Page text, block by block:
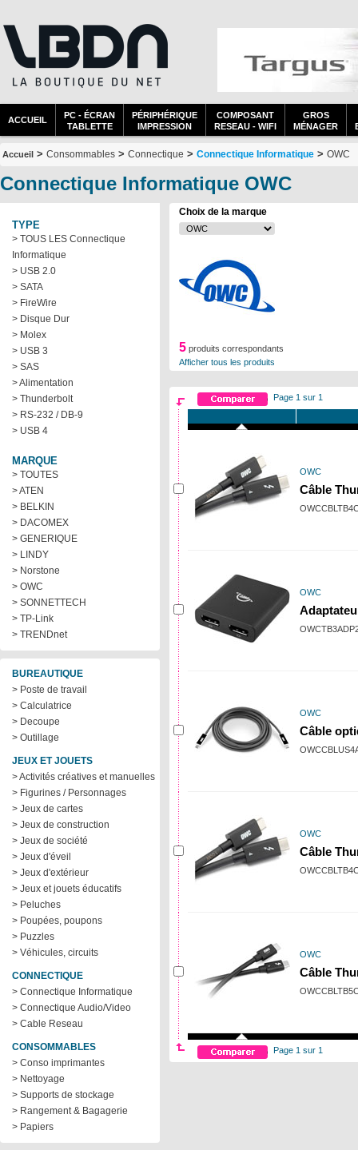
ACCUEIL
PC - ÉCRAN
TABLETTE
PÉRIPHÉRIQUE
IMPRESSION
COMPOSANT
RESEAU - WIFI
GROS
MÉNAGER
Accueil > Consommables > Connectique > Connectique Informatique > OWC
Connectique Informatique OWC
TYPE
> TOUS LES Connectique
Informatique
> USB 2.0
> SATA
> FireWire
> Disque Dur
> Molex
> USB 3
> SAS
> Alimentation
> Thunderbolt
> RS-232 / DB-9
> USB 4
MARQUE
> TOUTES
> ATEN
> BELKIN
> DACOMEX
> GENERIQUE
> LINDY
> Norstone
> OWC
> SONNETTECH
> TP-Link
> TRENDnet
BUREAUTIQUE
> Poste de travail
> Calculatrice
> Decoupe
> Outillage
JEUX ET JOUETS
> Activités créatives et manuelles
> Figurines / Personnages
> Jeux de cartes
> Jeux de construction
> Jeux de société
> Jeux d'éveil
> Jeux d'extérieur
> Jeux et jouets éducatifs
> Peluches
> Poupées, poupons
> Puzzles
> Véhicules, circuits
CONNECTIQUE
> Connectique Informatique
> Connectique Audio/Video
> Cable Reseau
CONSOMMABLES
> Conso imprimantes
> Nettoyage
> Supports de stockage
> Rangement & Bagagerie
> Papiers
Choix de la marque
5 produits correspondants
Afficher tous les produits
Page 1 sur 1
OWC
Câble
OWC
OWC
Câble
OWC
Câble
OWC
Câble
Page 1 sur 1